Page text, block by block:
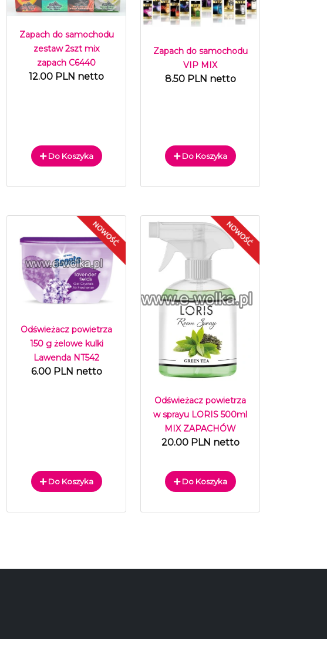
Zapach do samochodu
zestaw 2szt mix
zapach C6440
12.00 PLN netto
Do Koszyka
Zapach do samochodu
VIP MIX
8.50 PLN netto
Do Koszyka
Odświeżacz powietrza
150 g żelowe kulki
Lawenda NT542
6.00 PLN netto
Do Koszyka
Odświeżacz powietrza
w sprayu LORIS 500ml
MIX ZAPACHÓW
20.00 PLN netto
Do Koszyka